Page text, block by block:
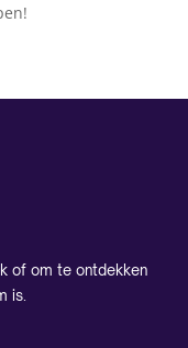
of om te ontdekken
is.